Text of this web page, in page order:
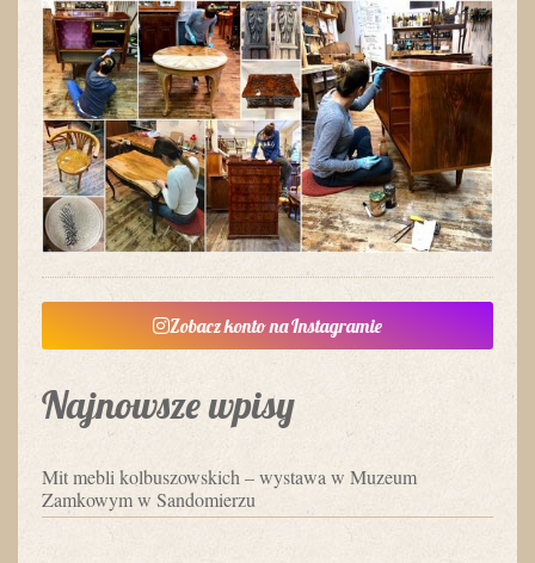
Zobacz konto na Instagramie
Najnowsze wpisy
Mit mebli kolbuszowskich – wystawa w Muzeum
Zamkowym w Sandomierzu